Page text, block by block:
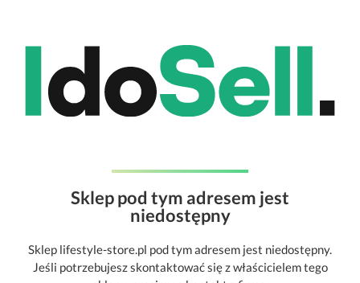
Sklep pod tym adresem jest
niedostępny
Sklep lifestyle-store.pl pod tym adresem jest niedostępny.
Jeśli potrzebujesz skontaktować się z właścicielem tego